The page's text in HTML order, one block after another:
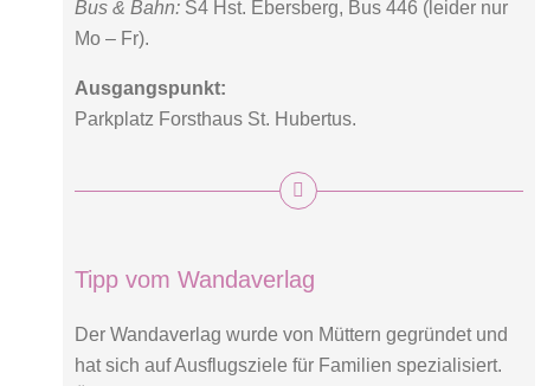
Bus & Bahn:S4 Hst. Ebersberg, Bus 446 (leider nur
Mo – Fr).
Ausgangspunkt:
Parkplatz Forsthaus St. Hubertus.
Tipp vom Wandaverlag
Der Wandaverlag wurde von Müttern gegründet und
hat sich auf Ausflugsziele für Familien spezialisiert.